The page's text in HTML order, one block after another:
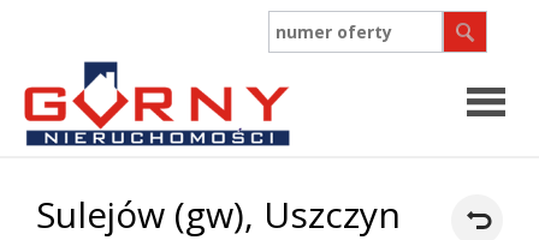
Sulejów (gw), Uszczyn